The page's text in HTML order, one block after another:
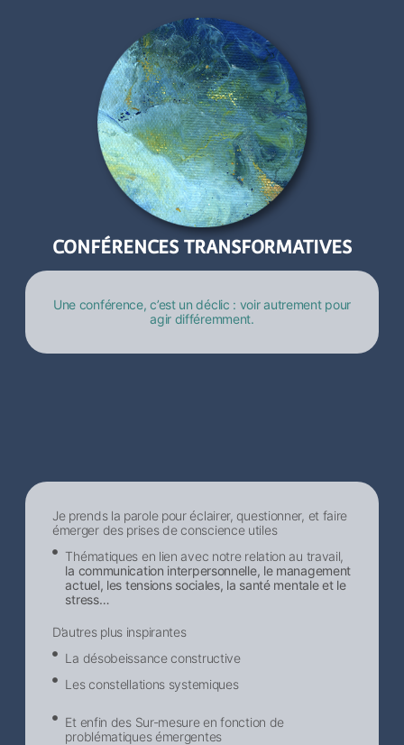
CONFÉRENCES TRANSFORMATIVES
Une conférence, c’est un déclic : voir autrement pour
agir différemment.
Je prends la parole pour éclairer, questionner, et faire
émerger des prises de conscience utiles
Thématiques en lien avec notre relation au travail,
la communication interpersonnelle, le management
actuel, les tensions sociales, la santé mentale et le
stress…
D’autres plus inspirantes
La désobeissance constructive
Les constellations systemiques
Et enfin des Sur-mesure en fonction de
problématiques émergentes